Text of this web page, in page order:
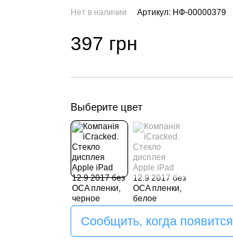
Нет в наличии Артикул: НФ-00000379
397 грн
Выберите цвет
Сообщить, когда появится